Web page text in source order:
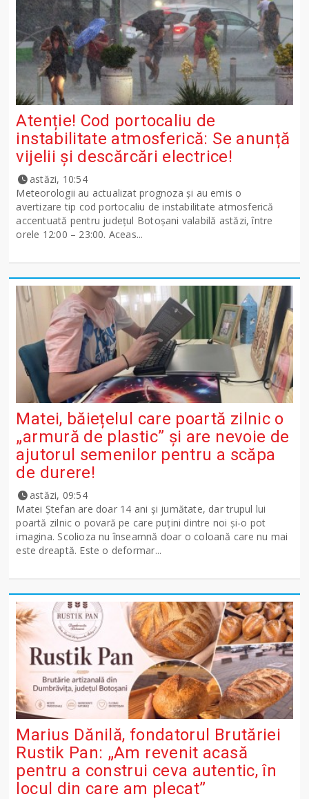
Atenție! Cod portocaliu de
instabilitate atmosferică: Se anunță
vijelii și descărcări electrice!
astăzi, 10:54
Meteorologii au actualizat prognoza și au emis o
avertizare tip cod portocaliu de instabilitate atmosferică
accentuată pentru județul Botoșani valabilă astăzi, între
orele 12:00 – 23:00. Aceas...
Matei, băiețelul care poartă zilnic o
„armură de plastic” și are nevoie de
ajutorul semenilor pentru a scăpa
de durere!
astăzi, 09:54
Matei Ștefan are doar 14 ani și jumătate, dar trupul lui
poartă zilnic o povară pe care puțini dintre noi și-o pot
imagina. Scolioza nu înseamnă doar o coloană care nu mai
este dreaptă. Este o deformar...
Marius Dănilă, fondatorul Brutăriei
Rustik Pan: „Am revenit acasă
pentru a construi ceva autentic, în
locul din care am plecat”